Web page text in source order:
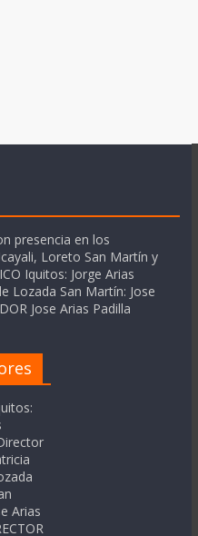
presencia en los
Loreto San Martín y
Iquitos: Jorge Arias
Lozada San Martín: Jose
Jose Arias Padilla
Arias